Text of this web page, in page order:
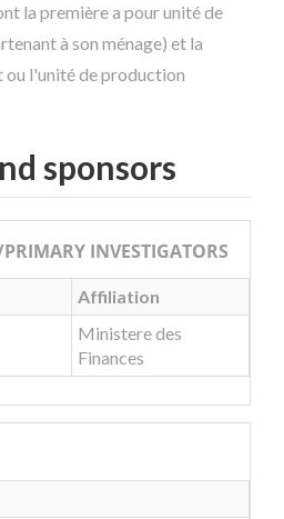
la première a pour unité de
à son ménage) et la
ou l'unité de production
sponsors
INVESTIGATORS
Affiliation
Ministere des
Finances